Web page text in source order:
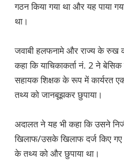
गठन किया गया था और यह पाया
था।
जवाबी हलफनामे और राज्य के रुख
कहा कि याचिकाकर्ता नं. 2 ने बेसिक
सहायक शिक्षक के रूप में कार्यरत
तथ्य को जानबूझकर छुपाया।
अदालत ने यह भी कहा कि उसने निजी
खिलाफ/उसके खिलाफ दर्ज किए गए
के तथ्य को और छुपाया था।